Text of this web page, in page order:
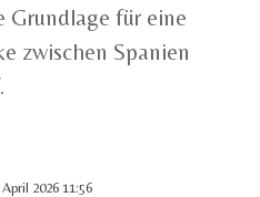
Grundlage für eine
zwischen Spanien
2026 11:56